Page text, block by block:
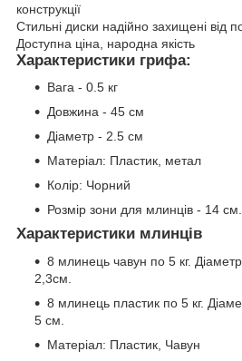
конструкції
Стильні диски надійно захищені від
Доступна ціна, народна якість
Характеристики грифа:
Вага - 0.5 кг
Довжина - 45 см
Діаметр - 2.5 см
Матеріал: Пластик, метал
Колір: Чорний
Розмір зони для млинців - 14 см.
Характеристики млинців
8 млинець чавун по 5 кг.
2,3см.
8 млинець пластик по 5 кг.
5 см.
Матеріал: Пластик, Чавун